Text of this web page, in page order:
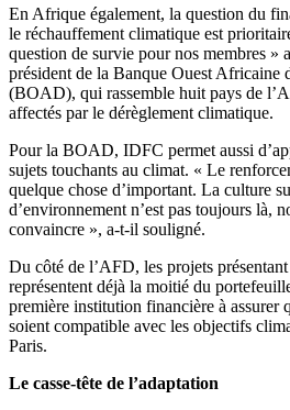
En Afrique également, la question du
le réchauffement climatique est
question de survie pour nos membres »
président de la Banque Ouest Africaine
(BOAD), qui rassemble huit pays de
affectés par le dérèglement climatique.
Pour la BOAD, IDFC permet aussi
sujets touchants au climat. « Le
quelque chose d’important. La culture
d’environnement n’est pas toujours là,
convaincre », a-t-il souligné.
Du côté de l’AFD, les projets
représentent déjà la moitié du
première institution financière à assurer
soient compatible avec les objectifs
Paris.
Le casse-tête de l’adaptation